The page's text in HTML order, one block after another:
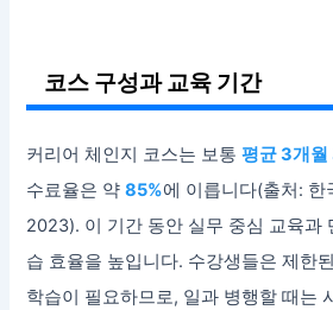
코스 구성과 교육 기간
커리어 체인지 코스는 보통평균 3개월
수료율은 약85%에 이릅니다(출처: 한
2023). 이 기간 동안 실무 중심 교육과
습 효율을 높입니다. 수강생들은 제한
학습이 필요하므로, 일과 병행할 때는